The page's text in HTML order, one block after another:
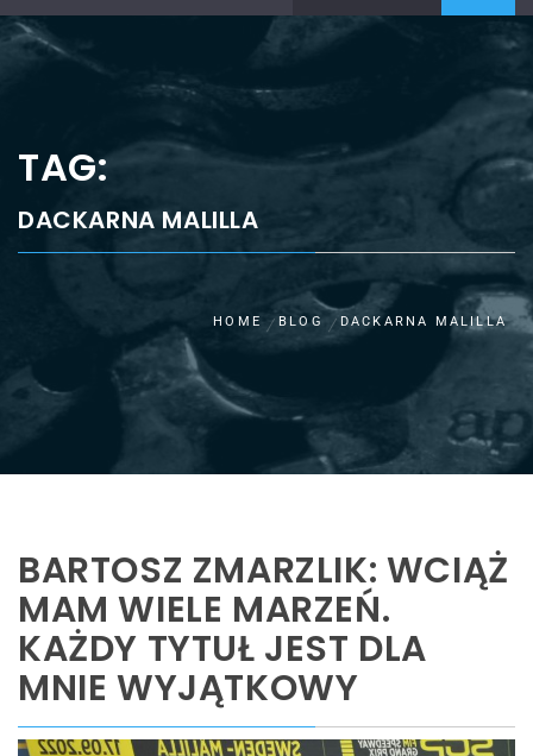
TAG:
DACKARNA MALILLA
HOME BLOG DACKARNA MALILLA
BARTOSZ ZMARZLIK: WCIĄŻ
MAM WIELE MARZEŃ.
KAŻDY TYTUŁ JEST DLA
MNIE WYJĄTKOWY